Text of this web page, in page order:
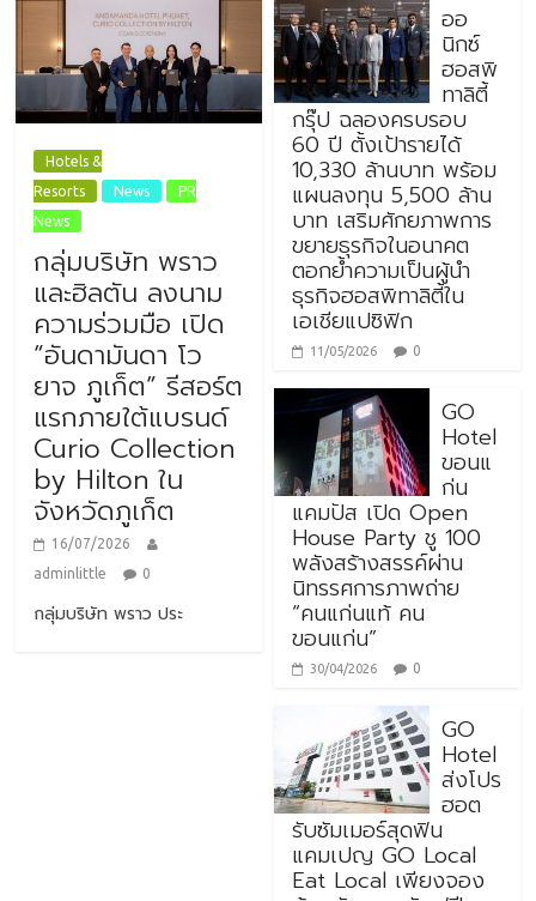
Hotels &
Resorts
News
PR
News
กลุ่มบริษัท พราว
และฮิลตัน ลงนาม
ความร่วมมือ เปิด
“อันดามันดา โว
ยาจ ภูเก็ต” รีสอร์ต
แรกภายใต้แบรนด์
Curio Collection
by Hilton ใน
จังหวัดภูเก็ต
16/07/2026
adminlittle
0
กลุ่มบริษัท พราว ประ
ออ
นิกซ์
ฮอสพิ
ทาลิตี้
กรุ๊ป ฉลองครบรอบ
60 ปี ตั้งเป้ารายได้
10,330 ล้านบาท พร้อม
แผนลงทุน 5,500 ล้าน
บาท เสริมศักยภาพการ
ขยายธุรกิจในอนาคต
ตอกย้ำความเป็นผู้นำ
ธุรกิจฮอสพิทาลิตี้ใน
เอเชียแปซิฟิก
11/05/2026 0
GO
Hotel
ขอนแ
ก่น
แคมปัส เปิด Open
House Party ชู 100
พลังสร้างสรรค์ผ่าน
นิทรรศการภาพถ่าย
“คนแก่นแท้ คน
ขอนแก่น”
30/04/2026 0
GO
Hotel
ส่งโปร
ฮอต
รับซัมเมอร์สุดฟิน
แคมเปญ GO Local
Eat Local เพียงจอง